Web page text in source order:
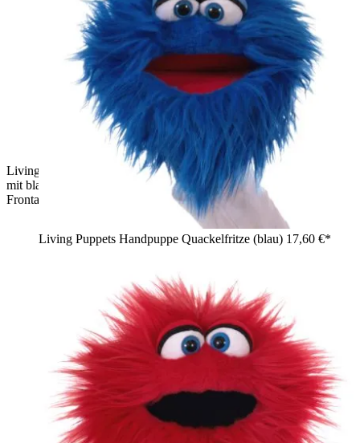
Living Puppets Handpuppe Plappermaul, grünes Zottelmonster
mit blauen Augen und weit geöffnetem rotem Mund,
Frontalansicht
Living Puppets Handpuppe Quackelfritze (blau) 17,60 €*